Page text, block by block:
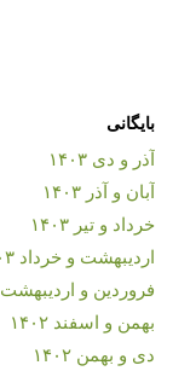
بایگانی
آذر و دی ۱۴۰۳
آبان و آذر ۱۴۰۳
خرداد و تیر ۱۴۰۳
اردیبهشت و خرداد ۱۴۰۳
فروردین و اردیبهشت ۱۴۰۳
بهمن و اسفند ۱۴۰۲
دی و بهمن ۱۴۰۲